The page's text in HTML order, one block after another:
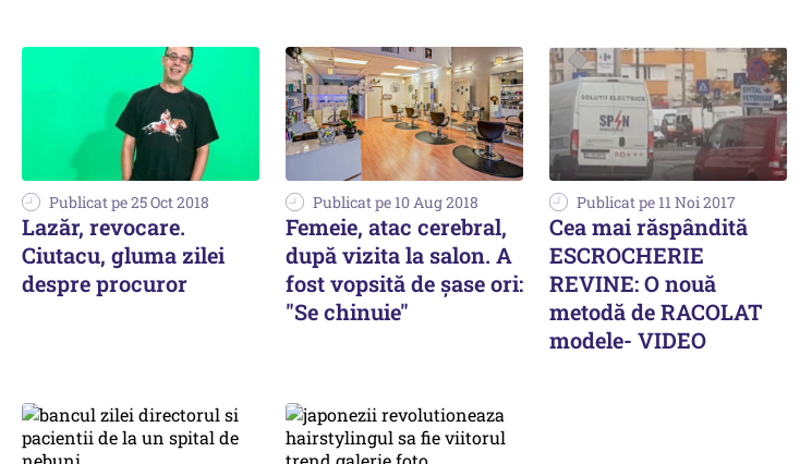
Publicat pe 25 Oct 2018
Lazăr, revocare.
Ciutacu, gluma zilei
despre procuror
Publicat pe 10 Aug 2018
Femeie, atac cerebral,
după vizita la salon. A
fost vopsită de șase ori:
"Se chinuie"
Publicat pe 11 Noi 2017
Cea mai răspândită
ESCROCHERIE
REVINE: O nouă
metodă de RACOLAT
modele- VIDEO